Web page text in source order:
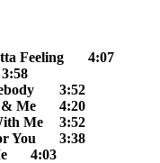
Feeling
4:07
3:58
3:52
Me
4:20
Me
3:52
You
3:38
4:03